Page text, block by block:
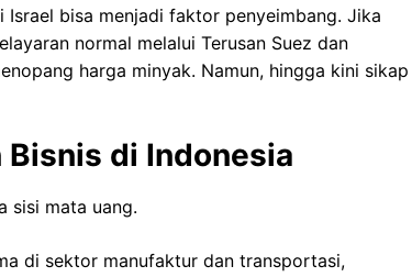
bisa menjadi faktor penyeimbang. Jika
normal melalui Terusan Suez dan
harga minyak. Namun, hingga kini sikap
Bisnis di Indonesia
sisi mata uang.
di sektor manufaktur dan transportasi,